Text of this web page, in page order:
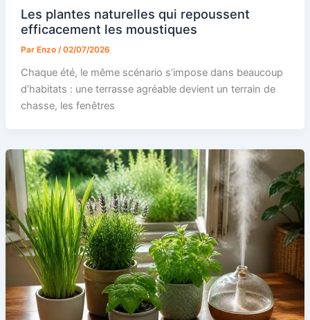
Les plantes naturelles qui repoussent
efficacement les moustiques
Par Enzo /02/07/2026
Chaque été, le même scénario s’impose dans beaucoup
d’habitats : une terrasse agréable devient un terrain de
chasse, les fenêtres